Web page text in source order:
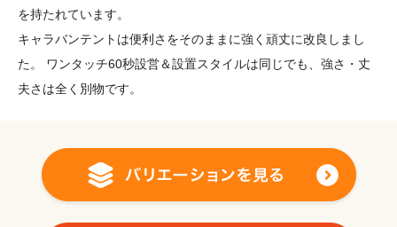
を持たれています。
キャラバンテントは便利さをそのままに強く頑丈に改良しまし
た。 ワンタッチ60秒設営＆設置スタイルは同じでも、強さ・丈
夫さは全く別物です。